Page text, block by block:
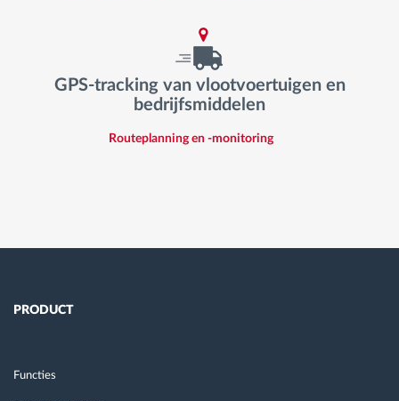
GPS-tracking van vlootvoertuigen en
bedrijfsmiddelen
Routeplanning en -monitoring
PRODUCT
Functies